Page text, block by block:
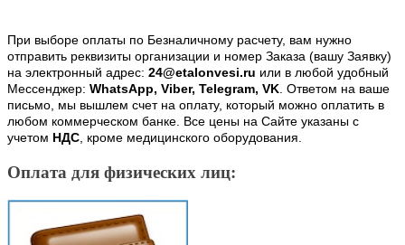
При выборе оплаты по Безналичному расчету, вам нужно
отправить реквизиты организации и номер Заказа (вашу Заявку)
на электронный адрес: 24@etalonvesi.ru или в любой удобный
Мессенджер: WhatsApp, Viber, Telegram, VK. Ответом на ваше
письмо, мы вышлем счет на оплату, который можно оплатить в
любом коммерческом банке. Все цены на Сайте указаны с
учетом НДС, кроме медицинского оборудования.
Оплата для физических лиц: